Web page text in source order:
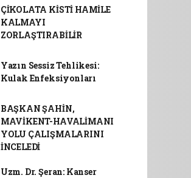
ÇİKOLATA KİSTİ HAMİLE
KALMAYI
ZORLAŞTIRABİLİR
Yazın Sessiz Tehlikesi:
Kulak Enfeksiyonları
BAŞKAN ŞAHİN,
MAVİKENT-HAVALİMANI
YOLU ÇALIŞMALARINI
İNCELEDİ
Uzm. Dr. Şeran: Kanser